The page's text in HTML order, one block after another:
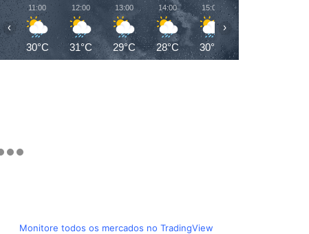
11:00
30°C
12:00
31°C
13:00
29°C
14:00
28°C
15:00
30°C
‹ ›
Monitore todos os mercados no TradingView